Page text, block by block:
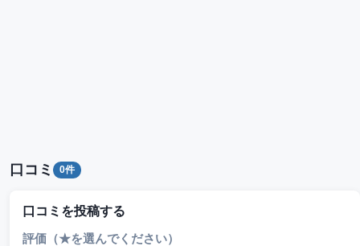
口コミ 0件
口コミを投稿する
評価（★を選んでください）